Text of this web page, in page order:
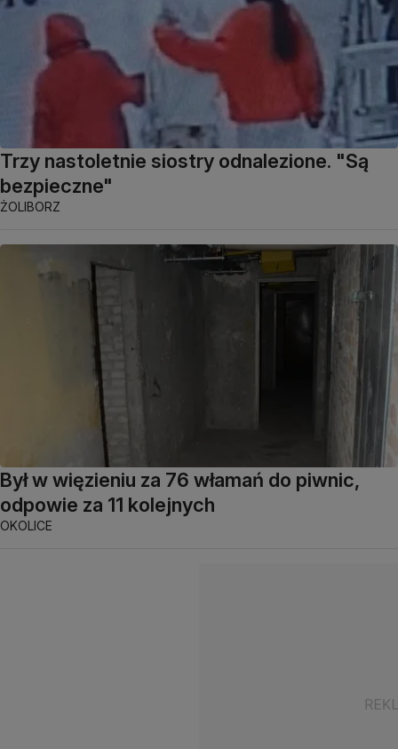
Trzy nastoletnie siostry odnalezione. "Są
bezpieczne"
ŻOLIBORZ
Był w więzieniu za 76 włamań do piwnic,
odpowie za 11 kolejnych
OKOLICE